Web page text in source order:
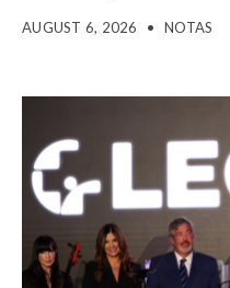
AUGUST 6, 2026 • NOTAS